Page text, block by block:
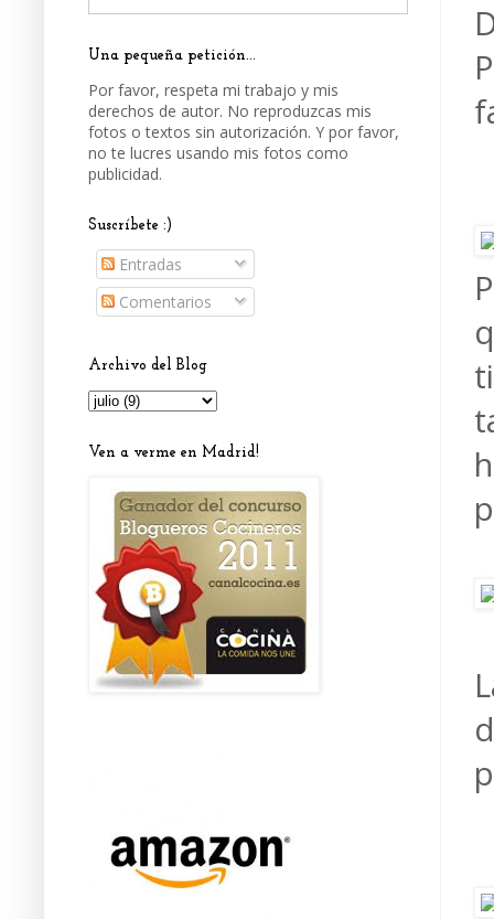
Una pequeña petición...
Por favor, respeta mi trabajo y mis
derechos de autor. No reproduzcas mis
fotos o textos sin autorización. Y por favor,
no te lucres usando mis fotos como
publicidad.
Suscríbete :)
Entradas
Comentarios
Archivo del Blog
Ven a verme en Madrid!